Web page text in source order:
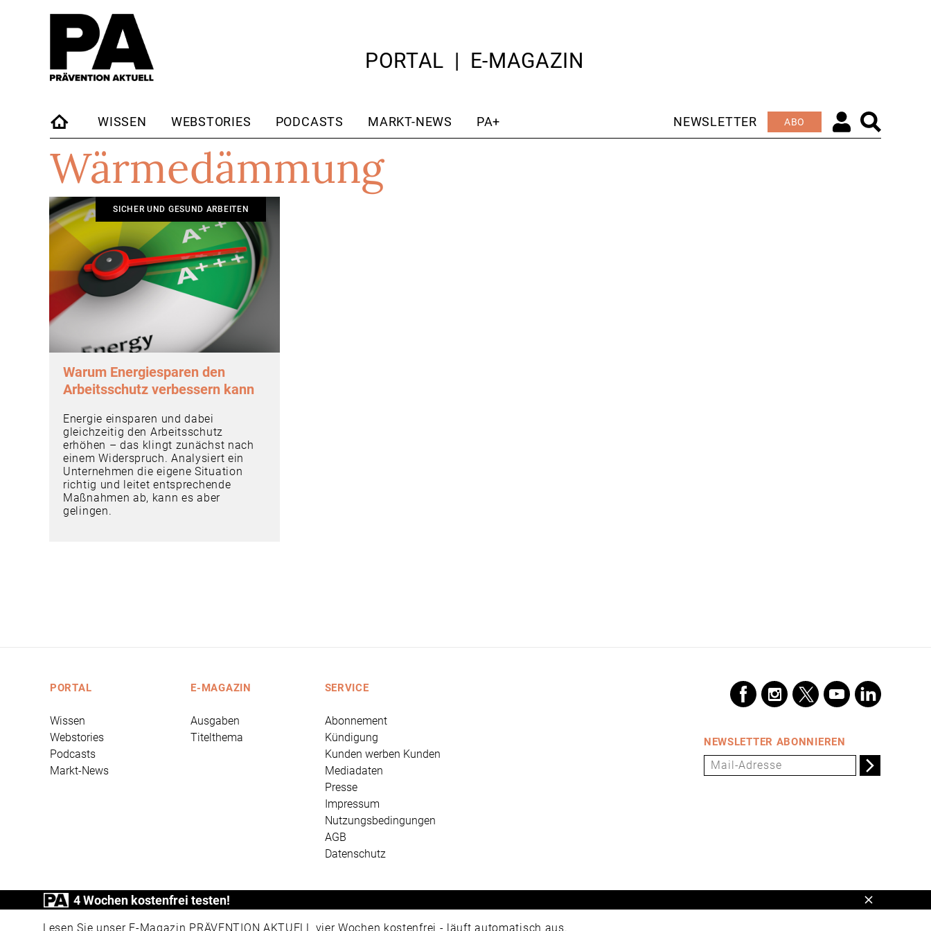
PORTAL E-MAGAZIN
STARTSEITE
WISSEN WEBSTORIES PODCASTS MARKT-NEWS PA+ NEWSLETTER ABO
Wärmedämmung
SICHER UND GESUND ARBEITEN
Warum Energiesparen den
Arbeitsschutz verbessern kann
Energie einsparen und dabei
gleichzeitig den Arbeitsschutz
erhöhen – das klingt zunächst nach
einem Widerspruch. Analysiert ein
Unternehmen die eigene Situation
richtig und leitet entsprechende
Maßnahmen ab, kann es aber
gelingen.
PORTAL
Wissen
Webstories
Podcasts
Markt-News
E-MAGAZIN
Ausgaben
Titelthema
SERVICE
Abonnement
Kündigung
Kunden werben Kunden
Mediadaten
Presse
Impressum
Nutzungsbedingungen
AGB
Datenschutz
NEWSLETTER ABONNIEREN
4 Wochen kostenfrei testen!
Lesen Sie unser E-Magazin PRÄVENTION AKTUELL vier Wochen kostenfrei - läuft automatisch aus.
Schließen